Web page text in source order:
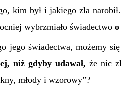
kim był i jakiego zła
wybrzmiało świadectwo o
jego świadectwa, możemy
niż gdyby udawał, że nic
młody i wzorowy”?